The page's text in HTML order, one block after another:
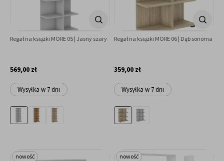
Regał na książki MORE 05 | Jasny szary
569,00 zł
Wysyłka w 7 dni
Regał na książki MORE 06 | Dąb sonoma
359,00 zł
Wysyłka w 7 dni
nowość nowość